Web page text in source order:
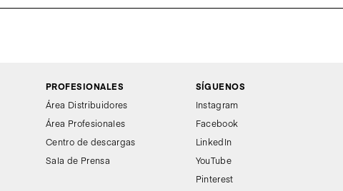
PROFESIONALES
Área Distribuidores
Área Profesionales
Centro de descargas
Sala de Prensa
SÍGUENOS
Instagram
Facebook
LinkedIn
YouTube
Pinterest